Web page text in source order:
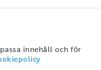
innehåll och för